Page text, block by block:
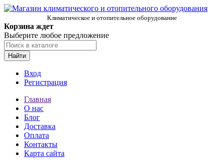
Климатическое и отопительное оборудование
Корзина ждет
Выберите любое предложение
Найти
Вход
Регистрация
Главная
О нас
Блог
Доставка
Оплата
Контакты
Карта сайта